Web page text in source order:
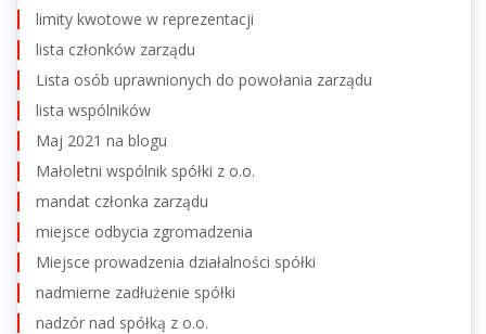
limity kwotowe w reprezentacji
lista członków zarządu
Lista osób uprawnionych do powołania zarządu
lista wspólników
Maj 2021 na blogu
Małoletni wspólnik spółki z o.o.
mandat członka zarządu
miejsce odbycia zgromadzenia
Miejsce prowadzenia działalności spółki
nadmierne zadłużenie spółki
nadzór nad spółką z o.o.